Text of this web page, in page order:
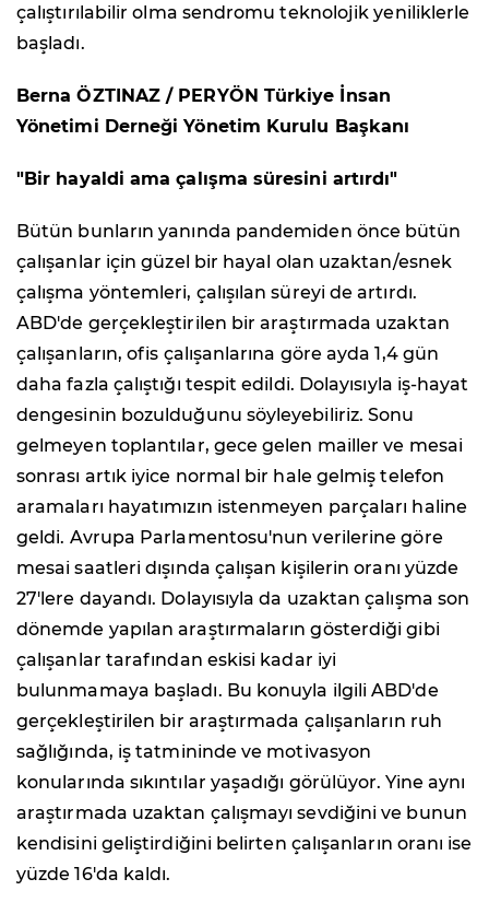
çalıştırılabilir olma sendromu teknolojik yeniliklerle
başladı.
Berna ÖZTINAZ / PERYÖN Türkiye İnsan
Yönetimi Derneği Yönetim Kurulu Başkanı
"Bir hayaldi ama çalışma süresini artırdı"
Bütün bunların yanında pandemiden önce bütün
çalışanlar için güzel bir hayal olan uzaktan/esnek
çalışma yöntemleri, çalışılan süreyi de artırdı.
ABD'de gerçekleştirilen bir araştırmada uzaktan
çalışanların, ofis çalışanlarına göre ayda 1,4 gün
daha fazla çalıştığı tespit edildi. Dolayısıyla iş-hayat
dengesinin bozulduğunu söyleyebiliriz. Sonu
gelmeyen toplantılar, gece gelen mailler ve mesai
sonrası artık iyice normal bir hale gelmiş telefon
aramaları hayatımızın istenmeyen parçaları haline
geldi. Avrupa Parlamentosu'nun verilerine göre
mesai saatleri dışında çalışan kişilerin oranı yüzde
27'lere dayandı. Dolayısıyla da uzaktan çalışma son
dönemde yapılan araştırmaların gösterdiği gibi
çalışanlar tarafından eskisi kadar iyi
bulunmamaya başladı. Bu konuyla ilgili ABD'de
gerçekleştirilen bir araştırmada çalışanların ruh
sağlığında, iş tatmininde ve motivasyon
konularında sıkıntılar yaşadığı görülüyor. Yine aynı
araştırmada uzaktan çalışmayı sevdiğini ve bunun
kendisini geliştirdiğini belirten çalışanların oranı ise
yüzde 16'da kaldı.